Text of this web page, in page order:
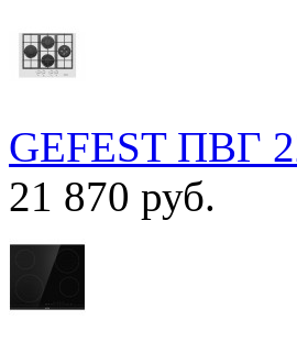
GEFEST ПВГ
21 870 руб.